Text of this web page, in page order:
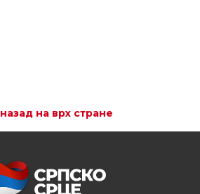
назад на врх стране